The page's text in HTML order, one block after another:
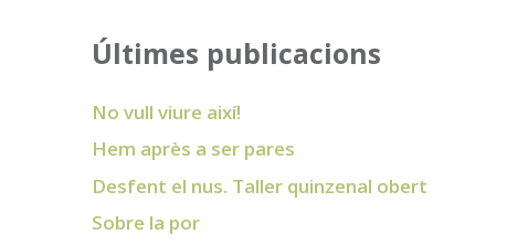
Últimes publicacions
No vull viure així!
Hem après a ser pares
Desfent el nus. Taller quinzenal obert
Sobre la por